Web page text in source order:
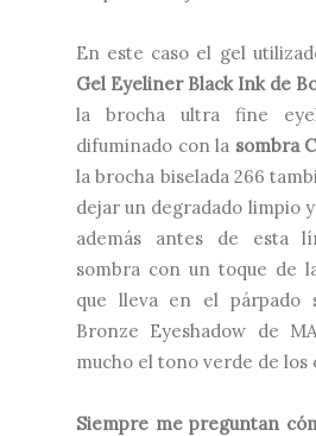
En este caso el gel
Gel Eyeliner Black Ink de
la brocha ultra fine
difuminado con la sombra
la brocha biselada 266
dejar un degradado limpio
además antes de esta
sombra con un toque de
que lleva en el párpado
Bronze Eyeshadow de
mucho el tono verde de los
Siempre me preguntan